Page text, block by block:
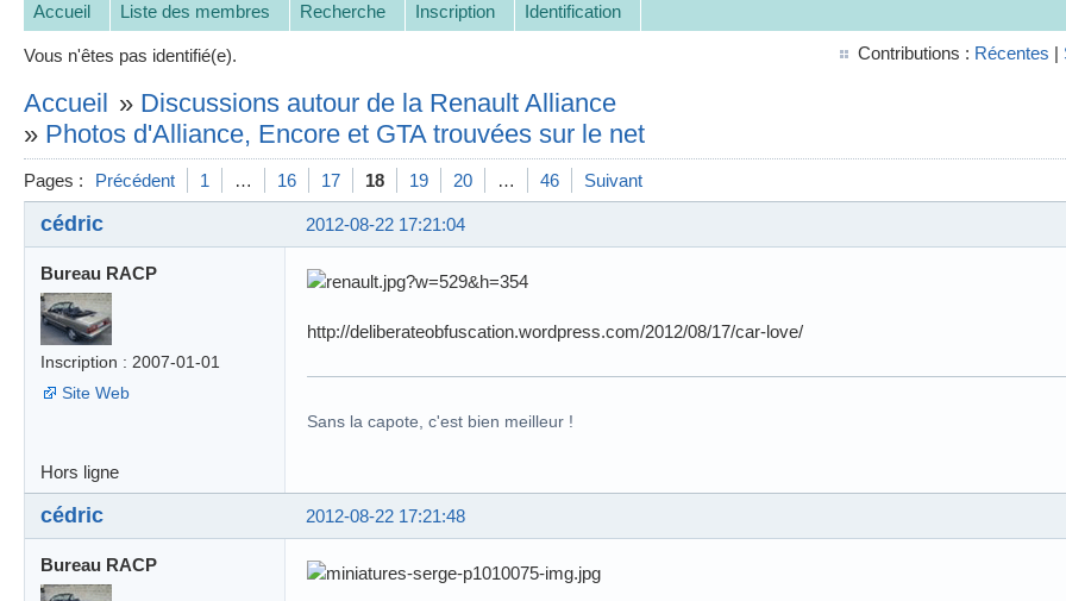
Accueil Liste des membres Recherche Inscription Identification
Vous n'êtes pas identifié(e). Contributions : Récentes |
Accueil » Discussions autour de la Renault Alliance
» Photos d'Alliance, Encore et GTA trouvées sur le net
Pages : Précédent 1 … 16 17 18 19 20 … 46 Suivant
2012-08-22 17:21:04
cédric
Bureau RACP
Inscription : 2007-01-01
Site Web
http://deliberateobfuscation.wordpress.com/2012/08/17/car-love/
Sans la capote, c'est bien meilleur !
Hors ligne
2012-08-22 17:21:48
cédric
Bureau RACP